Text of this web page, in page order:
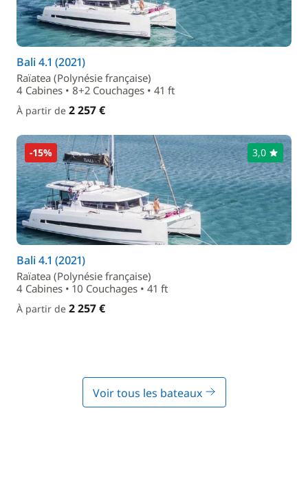
Bali 4.1 (2021)
Raïatea (Polynésie française)
4 Cabines • 8+2 Couchages • 41 ft
À partir de 2 257 €
-15% 3,0
Bali 4.1 (2021)
Raïatea (Polynésie française)
4 Cabines • 10 Couchages • 41 ft
À partir de 2 257 €
Voir tous les bateaux